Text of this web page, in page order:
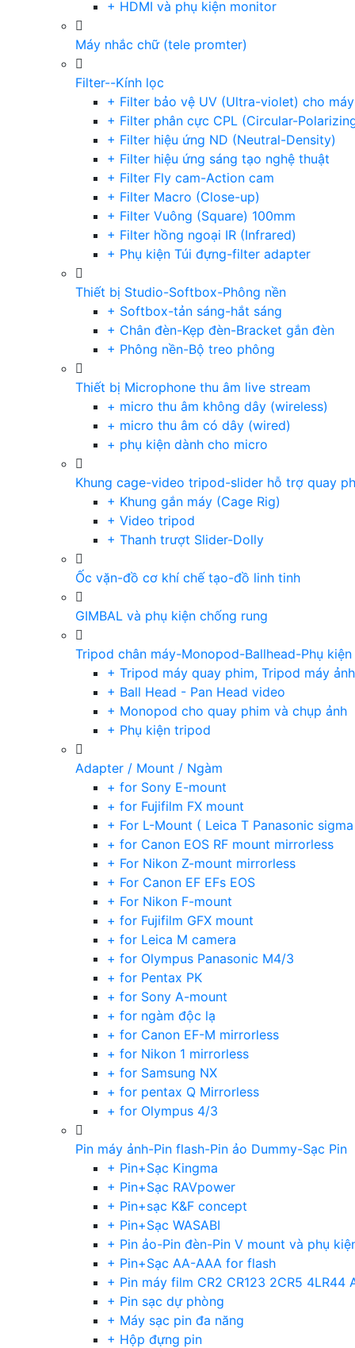
+ HDMI và phụ kiện monitor
Máy nhắc chữ (tele promter)
Filter--Kính lọc
+ Filter bảo vệ UV (Ultra-violet) cho
+ Filter phân cực CPL (Circular-
+ Filter hiệu ứng ND (Neutral-Density)
+ Filter hiệu ứng sáng tạo nghệ thuật
+ Filter Fly cam-Action cam
+ Filter Macro (Close-up)
+ Filter Vuông (Square) 100mm
+ Filter hồng ngoại IR (Infrared)
+ Phụ kiện Túi đựng-filter adapter
Thiết bị Studio-Softbox-Phông nền
+ Softbox-tản sáng-hắt sáng
+ Chân đèn-Kẹp đèn-Bracket gắn đèn
+ Phông nền-Bộ treo phông
Thiết bị Microphone thu âm live stream
+ micro thu âm không dây (wireless)
+ micro thu âm có dây (wired)
+ phụ kiện dành cho micro
Khung cage-video tripod-slider hỗ trợ quay
+ Khung gắn máy (Cage Rig)
+ Video tripod
+ Thanh trượt Slider-Dolly
Ốc vặn-đồ cơ khí chế tạo-đồ linh tinh
GIMBAL và phụ kiện chống rung
Tripod chân máy-Monopod-Ballhead-Phụ kiện
+ Tripod máy quay phim, Tripod máy
+ Ball Head - Pan Head video
+ Monopod cho quay phim và chụp ảnh
+ Phụ kiện tripod
Adapter / Mount / Ngàm
+ for Sony E-mount
+ for Fujifilm FX mount
+ For L-Mount ( Leica T Panasonic
+ for Canon EOS RF mount mirrorless
+ For Nikon Z-mount mirrorless
+ For Canon EF EFs EOS
+ For Nikon F-mount
+ for Fujifilm GFX mount
+ for Leica M camera
+ for Olympus Panasonic M4/3
+ for Pentax PK
+ for Sony A-mount
+ for ngàm độc lạ
+ for Canon EF-M mirrorless
+ for Nikon 1 mirrorless
+ for Samsung NX
+ for pentax Q Mirrorless
+ for Olympus 4/3
Pin máy ảnh-Pin flash-Pin ảo Dummy-Sạc Pin
+ Pin+Sạc Kingma
+ Pin+Sạc RAVpower
+ Pin+sạc K&F concept
+ Pin+Sạc WASABI
+ Pin ảo-Pin đèn-Pin V mount và phụ
+ Pin+Sạc AA-AAA for flash
+ Pin máy film CR2 CR123 2CR5 4LR44
+ Pin sạc dự phòng
+ Máy sạc pin đa năng
+ Hộp đựng pin